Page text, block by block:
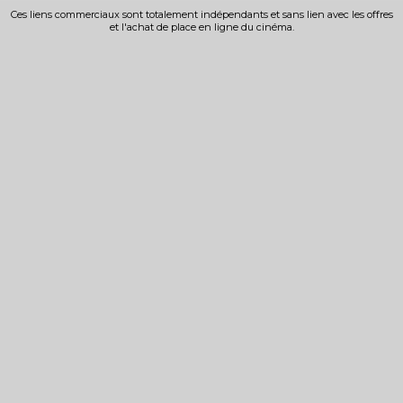
Ces liens commerciaux sont totalement indépendants et sans lien avec les offres
et l'achat de place en ligne du cinéma.